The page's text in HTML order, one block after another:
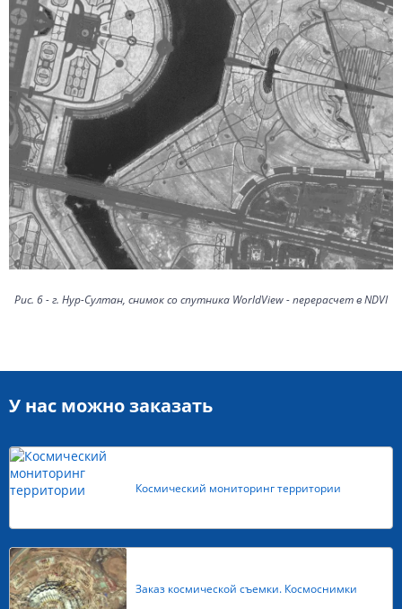
Рис. 6 - г. Нур-Султан, снимок со спутника WorldView - перерасчет в NDVI
У нас можно заказать
Космический мониторинг территории
Заказ космической съемки. Космоснимки